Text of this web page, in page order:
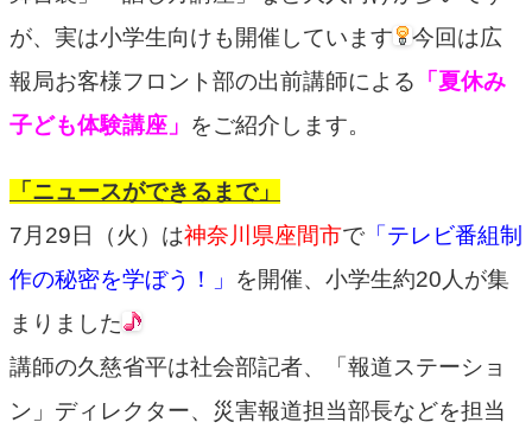
が、実は小学生向けも開催しています
今回は広
報局お客様フロント部の出前講師による 「夏休み
子ども体験講座」 をご紹介します。
「ニュースができるまで」
7月29日（火）は神奈川県座間市で 「テレビ番組制
作の秘密を学ぼう！」 を開催、小学生約20人が集
まりました
講師の久慈省平は社会部記者、「報道ステーショ
ン」ディレクター、災害報道担当部長などを担当